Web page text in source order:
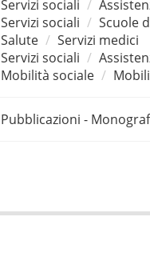
Servizi sociali
Servizi sociali
Scuole
Salute
Servizi medici
Servizi sociali
Mobilità sociale
Pubblicazioni -